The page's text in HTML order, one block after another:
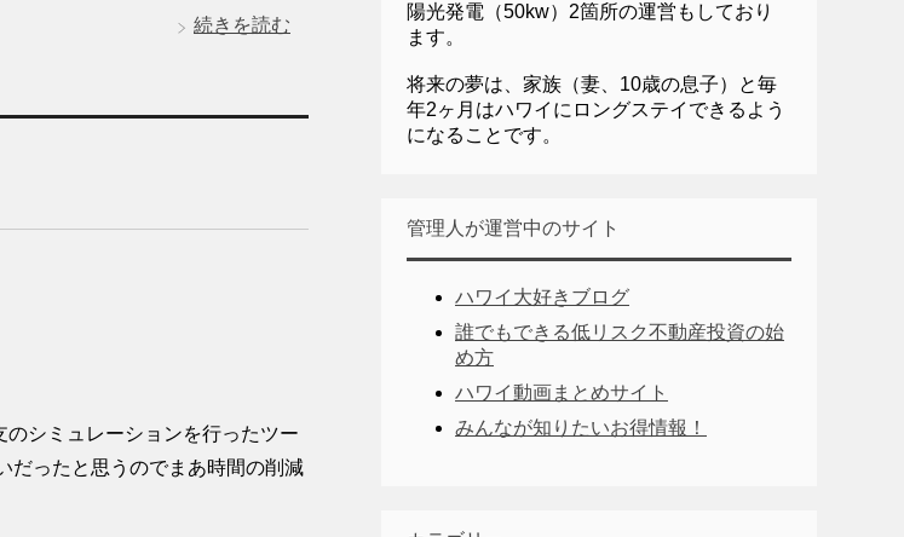
続きを読む
シミュレーションを行ったツー
だったと思うのでまあ時間の削減
陽光発電（50kw）2箇所の運営もしており
ます。
将来の夢は、家族（妻、10歳の息子）と毎
年2ヶ月はハワイにロングステイできるよう
になることです。
管理人が運営中のサイト
ハワイ大好きブログ
誰でもできる低リスク不動産投資の始
め方
ハワイ動画まとめサイト
みんなが知りたいお得情報！